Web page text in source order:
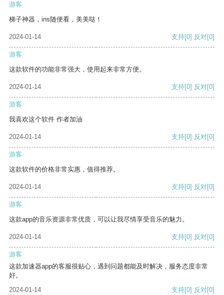
游客
梯子神器，ins随便看，美美哒！
2024-01-14 支持[0] 反对[0]
游客
这款软件的功能非常强大，使用起来非常方便。
2024-01-14 支持[0] 反对[0]
游客
我喜欢这个软件 作者加油
2024-01-14 支持[0] 反对[0]
游客
这款软件的价格非常实惠，值得推荐。
2024-01-14 支持[0] 反对[0]
游客
这款app的音乐资源非常优质，可以让我尽情享受音乐的魅力。
2024-01-14 支持[0] 反对[0]
游客
这款加速器app的客服很贴心，遇到问题都能及时解决，服务态度非常
好。
2024-01-14
支持[0] 反对[0]